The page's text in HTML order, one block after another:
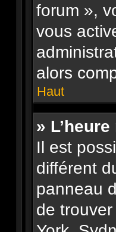
forum »,
vous
alors
Haut
»
Il est
différent
panneau
de